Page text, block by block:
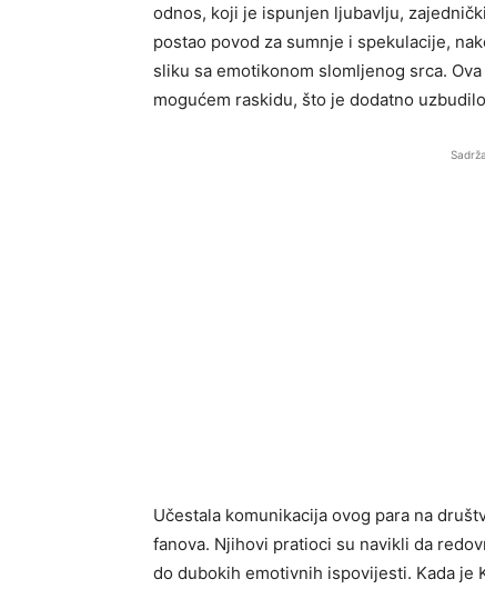
odnos, koji je ispunjen ljubavlju,
postao povod za sumnje i spekulacije,
sliku sa emotikonom slomljenog srca.
mogućem raskidu, što je dodatno
Učestala komunikacija ovog para na
fanova. Njihovi pratioci su navikli da
do dubokih emotivnih ispovijesti. Kada je